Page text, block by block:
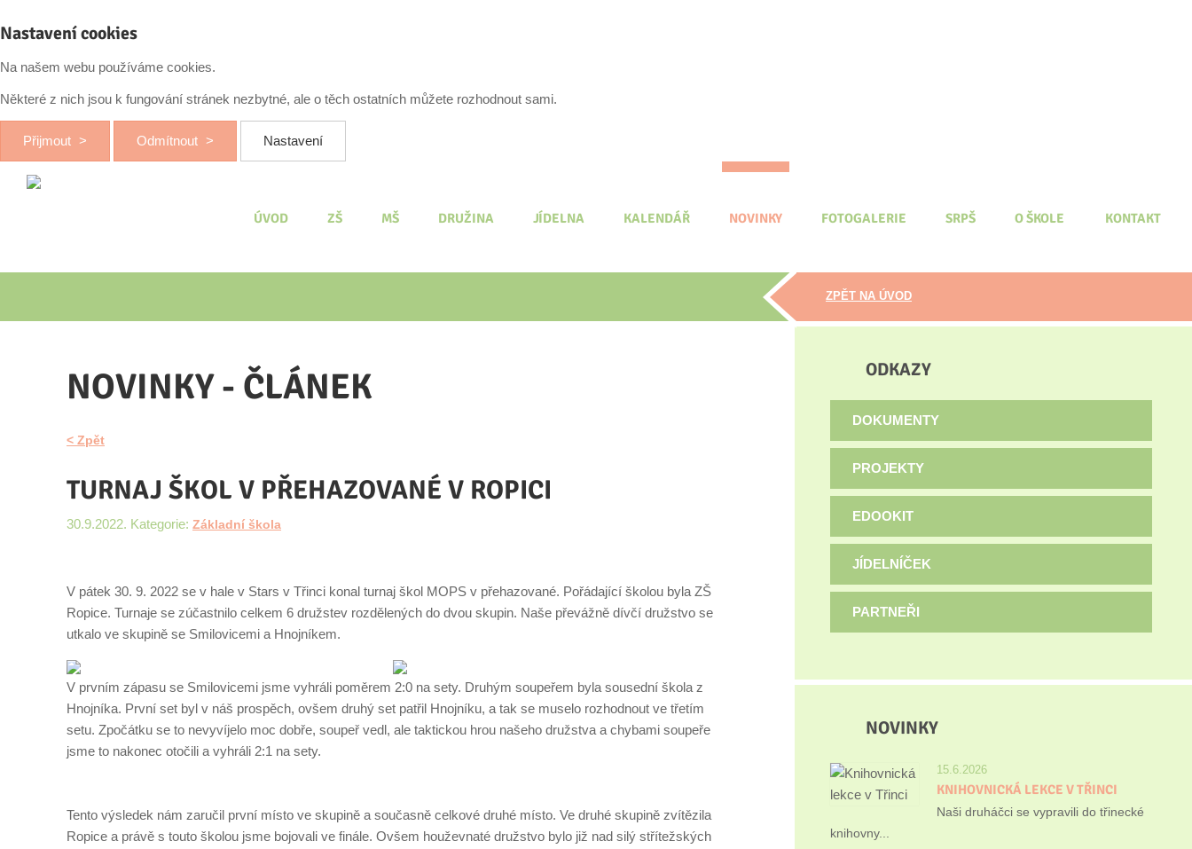
Nastavení cookies
Na našem webu používáme cookies.
Některé z nich jsou k fungování stránek nezbytné, ale o těch ostatních můžete rozhodnout sami.
Přijmout Odmítnout Nastavení
ÚVOD ZŠ MŠ DRUŽINA JÍDELNA KALENDÁŘ NOVINKY FOTOGALERIE SRPŠ O ŠKOLE KONTAKT
ZPĚT NA ÚVOD
NOVINKY - ČLÁNEK
< Zpět
TURNAJ ŠKOL V PŘEHAZOVANÉ V ROPICI
30.9.2022. Kategorie: Základní škola
V pátek 30. 9. 2022 se v hale v Stars v Třinci konal turnaj škol MOPS v přehazované. Pořádající školou byla ZŠ
Ropice. Turnaje se zúčastnilo celkem 6 družstev rozdělených do dvou skupin. Naše převážně dívčí družstvo se
utkalo ve skupině se Smilovicemi a Hnojníkem.
V prvním zápasu se Smilovicemi jsme vyhráli poměrem 2:0 na sety. Druhým soupeřem byla sousední škola z
Hnojníka. První set byl v náš prospěch, ovšem druhý set patřil Hnojníku, a tak se muselo rozhodnout ve třetím
setu. Zpočátku se to nevyvíjelo moc dobře, soupeř vedl, ale taktickou hrou našeho družstva a chybami soupeře
jsme to nakonec otočili a vyhráli 2:1 na sety.
Tento výsledek nám zaručil první místo ve skupině a současně celkové druhé místo. Ve druhé skupině zvítězila
Ropice a právě s touto školou jsme bojovali ve finále. Ovšem houževnaté družstvo bylo již nad silý střítežských
ODKAZY
DOKUMENTY
PROJEKTY
EDOOKIT
JÍDELNÍČEK
PARTNEŘI
NOVINKY
15.6.2026
KNIHOVNICKÁ LEKCE V TŘINCI
Naši druháčci se vypravili do třinecké
knihovny...